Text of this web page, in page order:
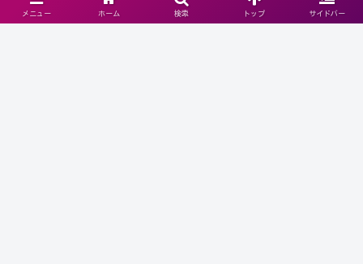
メニュー ホーム 検索 トップ サイドバー